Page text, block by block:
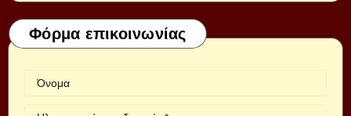
Φόρμα επικοινωνίας